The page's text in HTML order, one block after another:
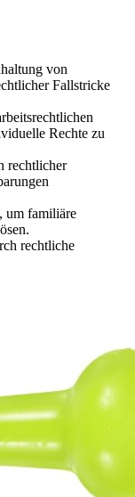
von
Fallstricke
Rechte zu
rechtlicher
um familiäre
rechtliche